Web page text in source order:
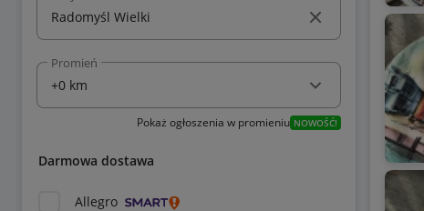
Promień
Pokaż ogłoszenia w promieniu NOWOŚĆ!
Darmowa dostawa
Allegro